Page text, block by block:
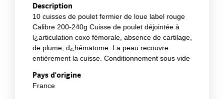
Description
10 cuisses de poulet fermier de loue label rouge
Calibre 200-240g Cuisse de poulet déjointée à
l¿articulation coxo fémorale, absence de cartilage,
de plume, d¿hématome. La peau recouvre
entièrement la cuisse. Conditionnement sous vide
Pays d'origine
France